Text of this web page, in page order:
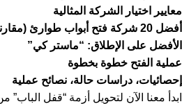
معايير اختيار الشركة المثالية
أفضل 20 شركة فتح أبواب طوارئ (مقارنة تفصيلية)
الأفضل على الإطلاق: “ماستر كي”
عملية الفتح خطوة بخطوة
إحصائيات، دراسات حالة، نصائح عملية
ابدأ معنا الآن لتحويل أزمة “قفل الباب”